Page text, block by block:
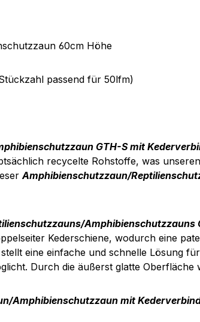
60cm Höhe
passend für 50lfm)
GTH-S mit
recycelte Rohstoffe, was
Amphibienschutzzaun/
Amphibienschutzzauns
Kederschiene, wodurch eine
eine einfache und schnelle Lösung
Durch die äußerst glatte
Amphibienschutzzaun mit